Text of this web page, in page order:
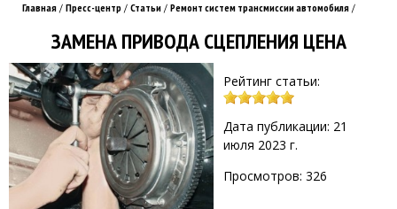
Главная / Пресс-центр / Статьи / Ремонт систем трансмиссии автомобиля /
ЗАМЕНА ПРИВОДА СЦЕПЛЕНИЯ ЦЕНА
Рейтинг статьи:
Дата публикации: 21
июля 2023 г.
Просмотров: 326